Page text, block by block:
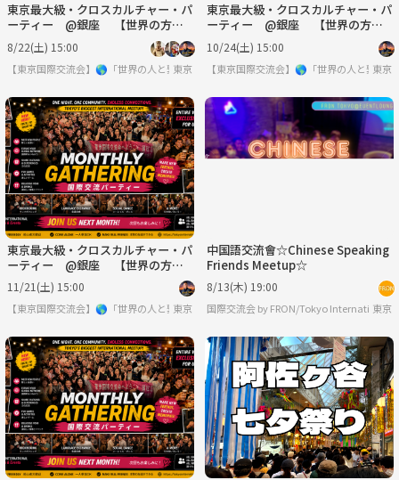
東京最大級・クロスカルチャー・パ
ーティー @銀座 【世界の方と
出会える場】※英語喋れなくてもO
K
8/22(土) 15:00
【東京国際交流会】🌎「世界の人と繋りたい」違う世界見てみたい方は必見 ※英語喋
東京
東京最大級・クロスカルチャー・パ
ーティー @銀座 【世界の方と
出会える場】※英語喋れなくてもO
K
10/24(土) 15:00
【東京国際交流会】🌎「世界の人と繋り
東京
東京最大級・クロスカルチャー・パ
ーティー @銀座 【世界の方と
出会える場】※英語喋れなくてもO
K
11/21(土) 15:00
【東京国際交流会】🌎「世界の人と繋りたい」違う世界見てみたい方は必見 ※英語喋
東京
中国語交流會☆Chinese Speaking
Friends Meetup☆
8/13(木) 19:00
東京